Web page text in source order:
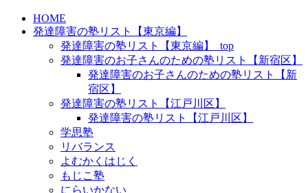
HOME
発達障害の塾リスト【東京編】
発達障害の塾リスト【東京編】_top
発達障害のお子さんのための塾リスト【新宿区】
発達障害のお子さんのための塾リスト【新
宿区】
発達障害の塾リスト【江戸川区】
発達障害の塾リスト【江戸川区】
学思塾
リバランス
よむかくはじく
もじこ塾
にらいかない